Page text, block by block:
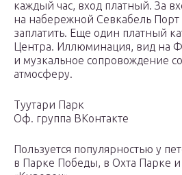
каждый час, вход платный. За
на набережной Севкабель Порт
заплатить. Еще один платный
Центра. Иллюминация, вид на
и музкальное сопровождение
атмосферу.
Туутари Парк
Оф. группа ВКонтакте
Пользуется популярностью у
в Парке Победы, в Охта Парке и